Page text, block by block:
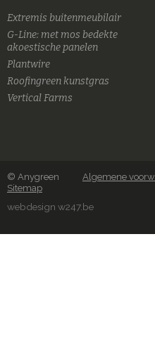
Extremis buitenmeubilair
G-Line: met mos bedekte
akoestische panelen
Plantwire
Roofingreen kunstgras
Vertical Farms
© Anygreen Algemene
Sitemap
webdesign w247.be